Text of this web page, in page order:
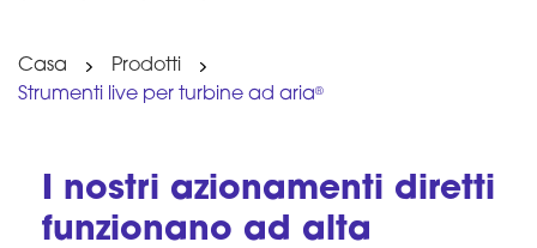
Casa
Prodotti
Strumenti live per turbine ad aria®
I nostri azionamenti diretti
funzionano ad alta